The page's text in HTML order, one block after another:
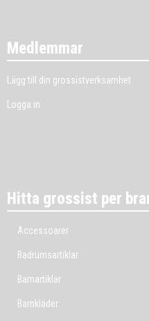
Medlemmar
Lägg till din grossistverksamhet
Logga in
Hitta grossist per
Accessoarer
Badrumsartiklar
Barnartiklar
Barnkläder